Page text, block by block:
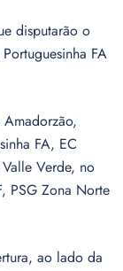
disputarão o
FA
FA, EC
Verde, no
PSG Zona Norte
ao lado da